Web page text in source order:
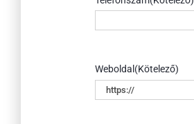
Weboldal (Kötelező)